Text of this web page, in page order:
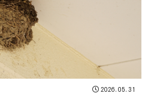
2026.05.31